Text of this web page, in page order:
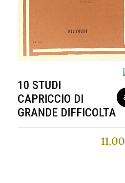
10 STUDI
CAPRICCIO DI
GRANDE DIFFICOLTA
11,00